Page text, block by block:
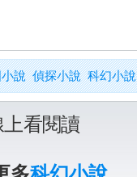
說 偵探小說 科幻小說
看閱讀